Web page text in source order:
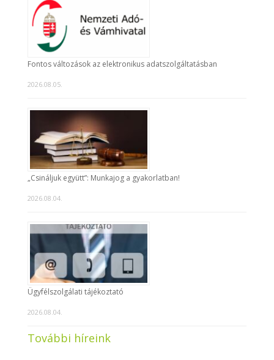
Fontos változások az elektronikus adatszolgáltatásban
2026.08.05.
„Csináljuk együtt”: Munkajog a gyakorlatban!
2026.08.04.
Ügyfélszolgálati tájékoztató
2026.08.04.
További híreink